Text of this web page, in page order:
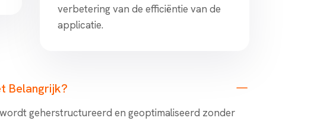
verbetering van de efficiëntie van de
applicatie.
Belangrijk?
geherstructureerd en geoptimaliseerd zonder